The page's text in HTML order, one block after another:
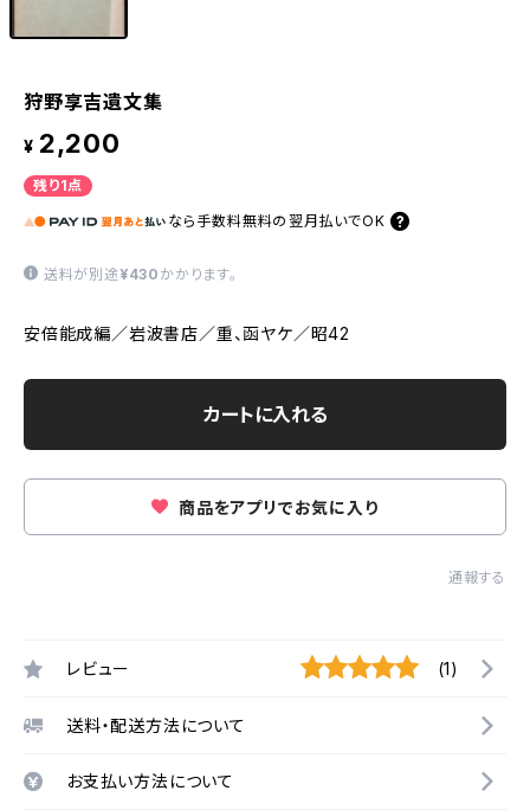
狩野享吉遺文集
¥ 2,200
残り1点
なら 手数料無料の 翌月払いでOK
送料が別途 ¥430 かかります。
安倍能成編／岩波書店／重、函ヤケ／昭42
カートに入れる
商品をアプリでお気に入り
通報する
レビュー (1)
送料・配送方法について
お支払い方法について